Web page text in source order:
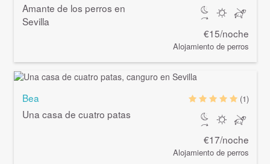
Amante de los perros en
Sevilla
€15/noche
Alojamiento de perros
Bea
Una casa de cuatro patas
(1)
€17/noche
Alojamiento de perros